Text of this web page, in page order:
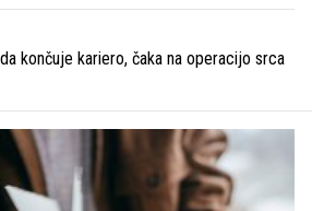
končuje kariero, čaka na operacijo srca